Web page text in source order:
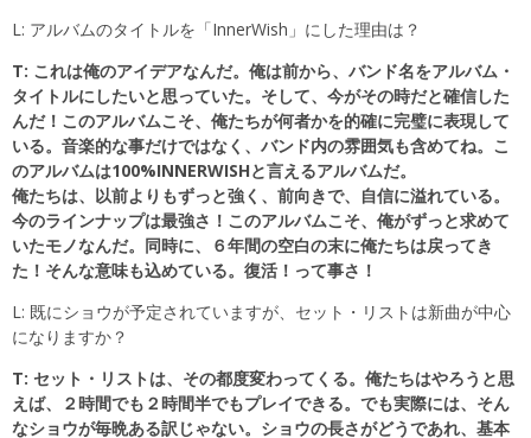
L: アルバムのタイトルを「InnerWish」にした理由は？
T: これは俺のアイデアなんだ。俺は前から、バンド名をアルバム・
タイトルにしたいと思っていた。そして、今がその時だと確信した
んだ！このアルバムこそ、俺たちが何者かを的確に完璧に表現して
いる。音楽的な事だけではなく、バンド内の雰囲気も含めてね。こ
のアルバムは100%INNERWISHと言えるアルバムだ。
俺たちは、以前よりもずっと強く、前向きで、自信に溢れている。
今のラインナップは最強さ！このアルバムこそ、俺がずっと求めて
いたモノなんだ。同時に、６年間の空白の末に俺たちは戻ってき
た！そんな意味も込めている。復活！って事さ！
L: 既にショウが予定されていますが、セット・リストは新曲が中心
になりますか？
T: セット・リストは、その都度変わってくる。俺たちはやろうと思
えば、２時間でも２時間半でもプレイできる。でも実際には、そん
なショウが毎晩ある訳じゃない。ショウの長さがどうであれ、基本